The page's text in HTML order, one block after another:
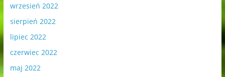
wrzesień 2022
sierpień 2022
lipiec 2022
czerwiec 2022
maj 2022